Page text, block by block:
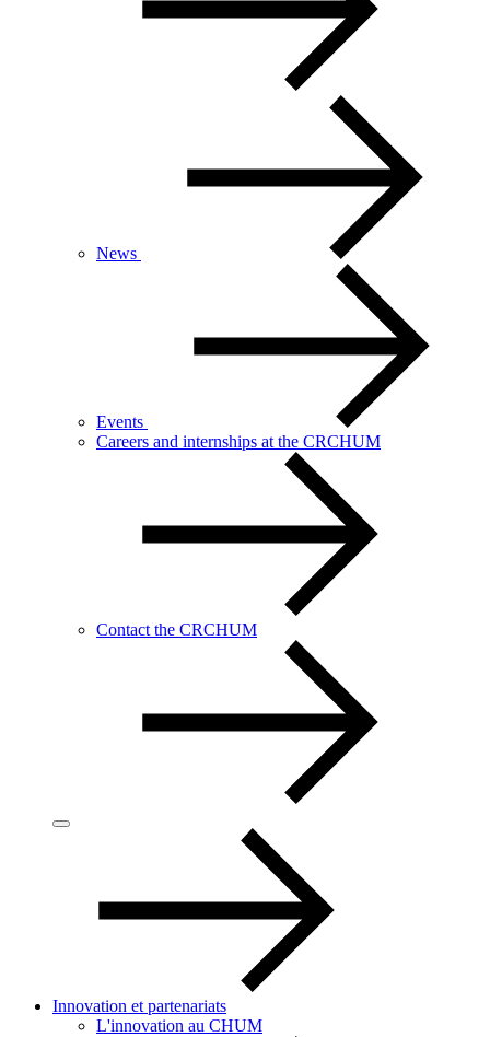
News
Events
Careers and internships at the CRCHUM
Contact the CRCHUM
Innovation et partenariats
L'innovation au CHUM